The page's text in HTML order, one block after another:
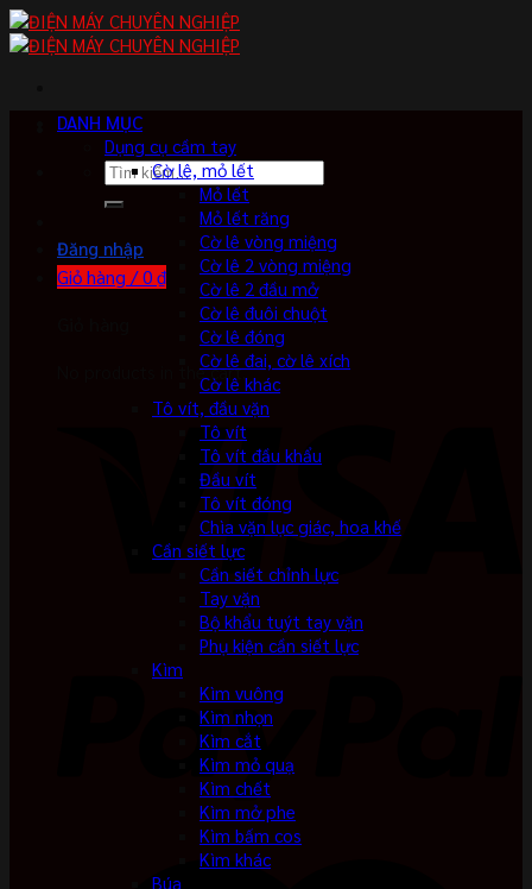
Skip
to
Tìm
kiếm:
Đăng nhập
Giỏ hàng /0 ₫
No products in the cart.
DANH MỤC
Dụng cụ cầm tay
Cờ lê, mỏ lết
Mỏ lết
Mỏ lết răng
Cờ lê vòng miệng
Cờ lê 2 vòng miệng
Cờ lê 2 đầu mở
Cờ lê đuôi chuột
Cờ lê đóng
Cờ lê đai, cờ lê xích
Cờ lê khác
Tô vít, đầu vặn
Tô vít
Tô vít đầu khẩu
Đầu vít
Tô vít đóng
Chìa vặn lục giác, hoa khế
Cần siết lực
Cần siết chỉnh lực
Tay vặn
Bộ khẩu tuýt tay vặn
Phụ kiện cần siết lực
Kìm
Kìm vuông
Kìm nhọn
Kìm cắt
Kìm mỏ quạ
Kìm chết
Kìm mở phe
Kìm bấm cos
Kìm khác
Búa